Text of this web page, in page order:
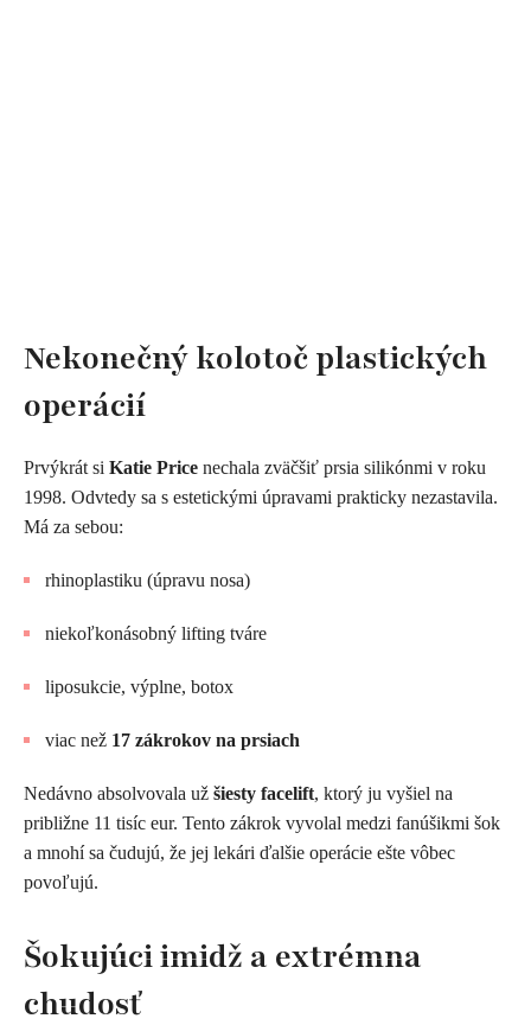
Nekonečný kolotoč plastických
operácií
Prvýkrát si Katie Price nechala zväčšiť prsia silikónmi v roku
1998. Odvtedy sa s estetickými úpravami prakticky nezastavila.
Má za sebou:
rhinoplastiku (úpravu nosa)
niekoľkonásobný lifting tváre
liposukcie, výplne, botox
viac než 17 zákrokov na prsiach
Nedávno absolvovala už šiesty facelift, ktorý ju vyšiel na
približne 11 tisíc eur. Tento zákrok vyvolal medzi fanúšikmi šok
a mnohí sa čudujú, že jej lekári ďalšie operácie ešte vôbec
povoľujú.
Šokujúci imidž a extrémna
chudosť